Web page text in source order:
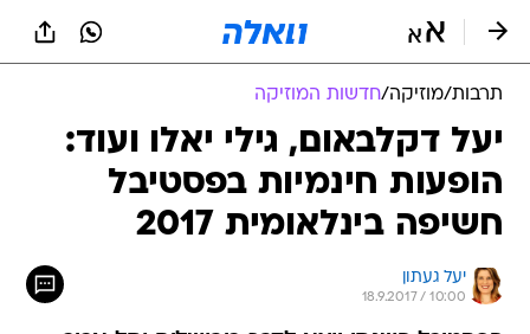
תרבות/מוזיקה/חדשות המוזיקה
יעל דקלבאום, גילי יאלו ועוד:
הופעות חינמיות בפסטיבל
חשיפה בינלאומית 2017
יעל געתון
18.9.2017 / 10:00